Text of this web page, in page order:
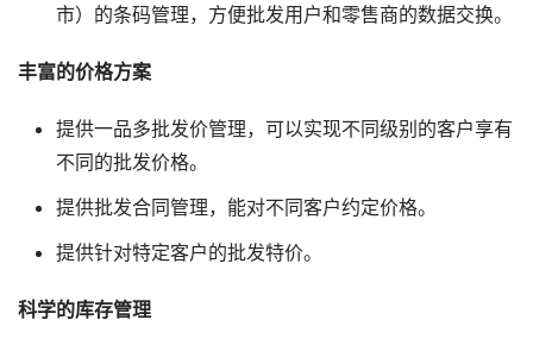
市）的条码管理，方便批发用户和零售商的数据交换。
丰富的价格方案
提供一品多批发价管理，可以实现不同级别的客户享有
不同的批发价格。
提供批发合同管理，能对不同客户约定价格。
提供针对特定客户的批发特价。
科学的库存管理